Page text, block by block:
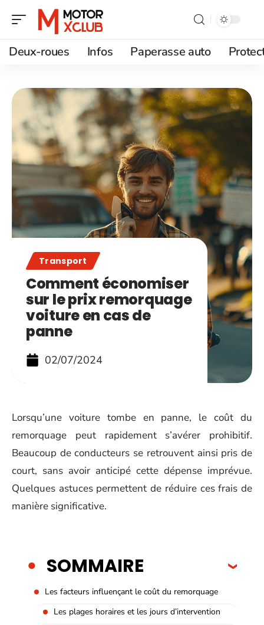
Deux-roues Infos Paperasse auto
Transport
Comment économiser
sur le prix remorquage
voiture en cas de
panne
02/07/2024
Lorsqu’une voiture tombe en panne, le coût du
remorquage peut rapidement s’avérer prohibitif.
Beaucoup de conducteurs se retrouvent ainsi pris de
court, sans avoir anticipé cette dépense imprévue.
Quelques astuces permettent de réduire ces frais de
manière significative.
SOMMAIRE
Les facteurs influençant le coût du remorquage
Les plages horaires et les jours d’intervention